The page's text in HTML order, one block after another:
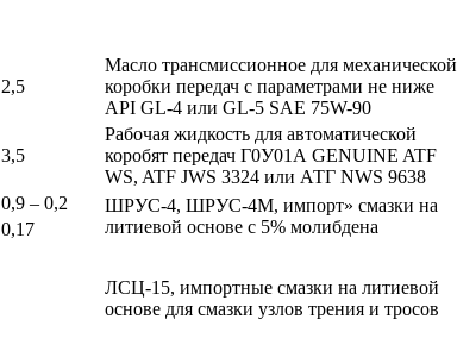
2,5
Масло трансмиссионное для механической
коробки передач с параметрами не ниже
API GL-4 или GL-5 SAE 75W-90
3,5
Рабочая жидкость для автоматической
коробят передач Г0У01А GENUINE ATF
WS, ATF JWS 3324 или АТГ NWS 9638
0,9 – 0,2
ШРУС-4, ШРУС-4М, импорт» смазки на
литиевой основе с 5% молибдена
0,17
ЛСЦ-15, импортные смазки на литиевой
основе для смазки узлов трения и тросов